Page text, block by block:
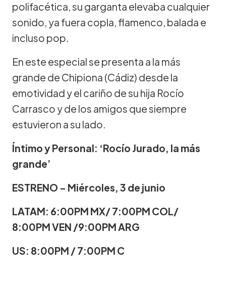
polifacética, su garganta elevaba cualquier
sonido, ya fuera copla, flamenco, balada e
incluso pop.
En este especial se presenta a la más
grande de Chipiona (Cádiz) desde la
emotividad y el cariño de su hija Rocío
Carrasco y de los amigos que siempre
estuvieron a su lado.
Íntimo y Personal: ‘Rocío Jurado, la más
grande’
ESTRENO – Miércoles, 3 de junio
LATAM: 6:00PM MX/ 7:00PM COL/
8:00PM VEN /9:00PM ARG
US: 8:00PM / 7:00PM C